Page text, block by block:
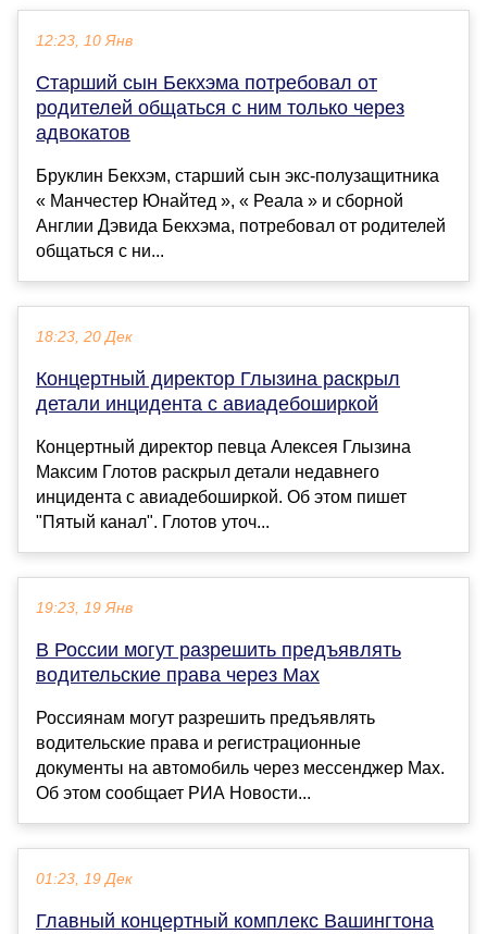
12:23, 10 Янв
Старший сын Бекхэма потребовал от
родителей общаться c ним только через
адвокатов
Бруклин Бекхэм, старший сын экс-полузащитника
« Манчестер Юнайтед », « Реала » и сборной
Англии Дэвида Бекхэма, потребовал от родителей
общаться с ни...
18:23, 20 Дек
Концертный директор Глызина раскрыл
детали инцидента с авиадебоширкой
Концертный директор певца Алексея Глызина
Максим Глотов раскрыл детали недавнего
инцидента с авиадебоширкой. Об этом пишет
"Пятый канал". Глотов уточ...
19:23, 19 Янв
В России могут разрешить предъявлять
водительские права через Max
Россиянам могут разрешить предъявлять
водительские права и регистрационные
документы на автомобиль через мессенджер Max.
Об этом сообщает РИА Новости...
01:23, 19 Дек
Главный концертный комплекс Вашингтона